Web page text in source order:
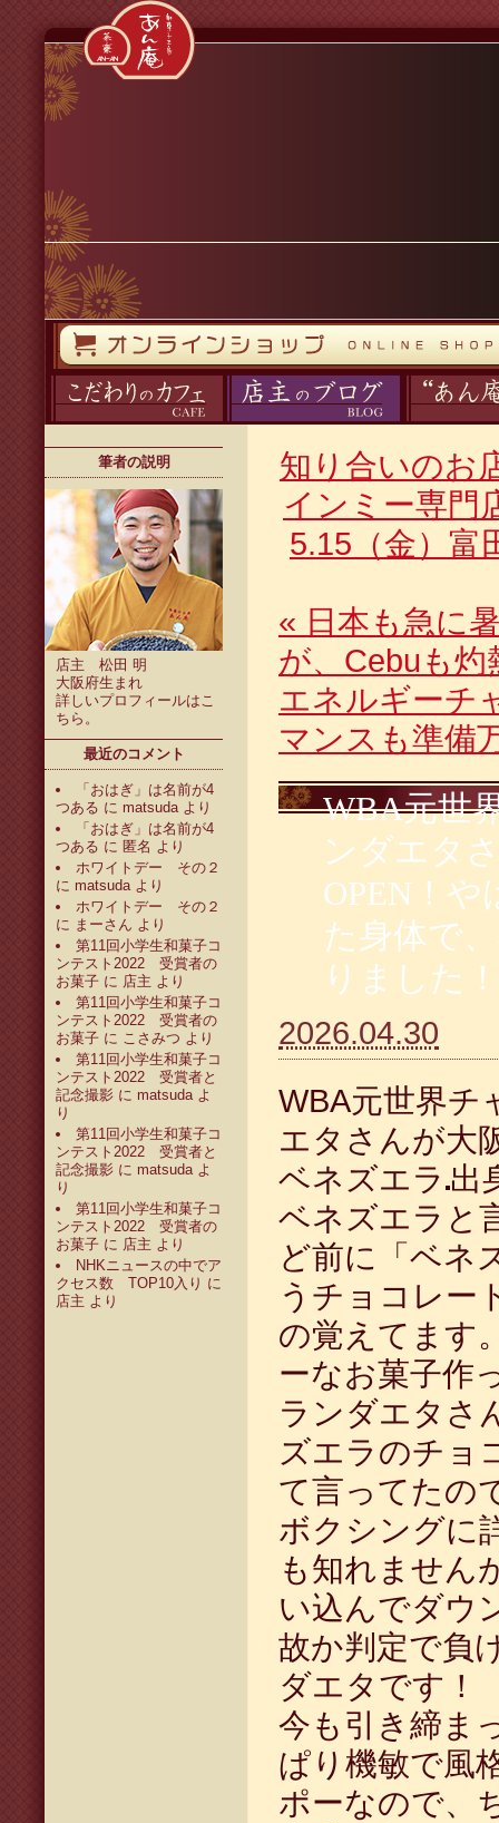
筆者の説明
店主 松田 明
大阪府生まれ
詳しいプロフィールはこ
ちら 。
最近のコメント
「おはぎ」は名前が4
つある に matsudaより
「おはぎ」は名前が4
つある に 匿名 より
ホワイトデー その２
に matsudaより
ホワイトデー その２
に まーさん より
第11回小学生和菓子コ
ンテスト2022 受賞者の
お菓子 に 店主 より
第11回小学生和菓子コ
ンテスト2022 受賞者の
お菓子 に こさみつ より
第11回小学生和菓子コ
ンテスト2022 受賞者と
記念撮影 に matsudaよ
り
第11回小学生和菓子コ
ンテスト2022 受賞者と
記念撮影 に matsudaよ
り
第11回小学生和菓子コ
ンテスト2022 受賞者の
お菓子 に 店主 より
NHKニュースの中でア
クセス数 TOP10入り に
店主 より
知り合いのお
インミー専門
5.15（金）富
« 日本も急に
が、Cebuも
エネルギーチ
マンスも準備
WBA元世
ンダエタ
OPEN！
た身体で
りました
2026.04.30
WBA元世界チ
エタさんが大
ベネズエラ 出
ベネズエラと
ど前に「ベネ
うチョコレー
の覚えてます
ーなお菓子作
ランダエタさ
ズエラのチョ
て言ってたの
ボクシングに
も知れません
い込んでダウ
故か判定で負
ダエタです！
今も引き締ま
ぱり機敏で風
ポーなので、